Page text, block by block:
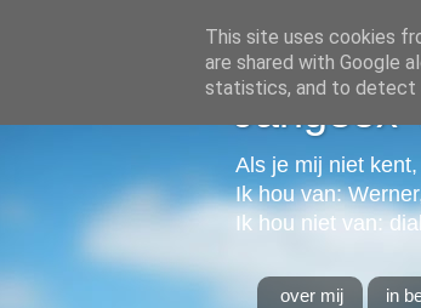
Jangeox'
Als je mij niet
Ik hou van:
Ik hou niet van:
over mij in
This site uses cookies
are shared with Google
statistics, and to detect